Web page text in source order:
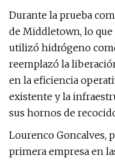
Durante la prueba
de Middletown, lo que
utilizó hidrógeno
reemplazó la
en la eficiencia
existente y la
sus hornos de
Lourenco Goncalves,
primera empresa en